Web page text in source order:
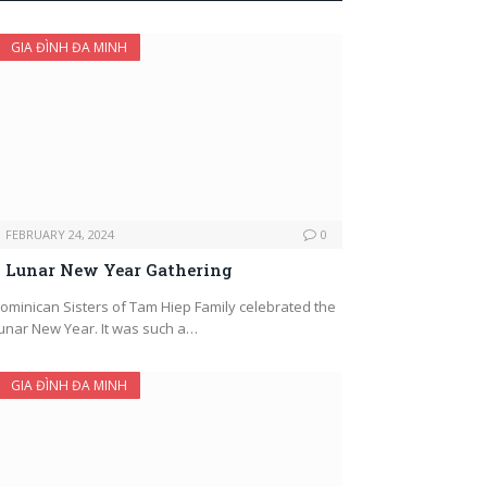
GIA ĐÌNH ĐA MINH
FEBRUARY 24, 2024 0
Lunar New Year Gathering
Sisters of Tam Hiep Family celebrated the
New Year. It was such a…
GIA ĐÌNH ĐA MINH